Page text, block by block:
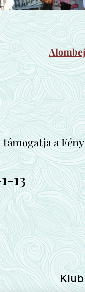
támogatja a
13